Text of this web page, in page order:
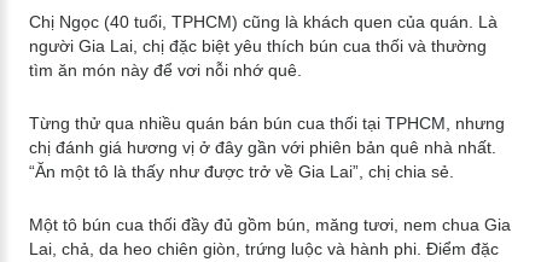
Chị Ngọc (40 tuổi, TPHCM) cũng là khách quen của quán. Là
người Gia Lai, chị đặc biệt yêu thích bún cua thối và thường
tìm ăn món này để vơi nỗi nhớ quê.
Từng thử qua nhiều quán bán bún cua thối tại TPHCM, nhưng
chị đánh giá hương vị ở đây gần với phiên bản quê nhà nhất.
“Ăn một tô là thấy như được trở về Gia Lai”, chị chia sẻ.
Một tô bún cua thối đầy đủ gồm bún, măng tươi, nem chua Gia
Lai, chả, da heo chiên giòn, trứng luộc và hành phi. Điểm đặc